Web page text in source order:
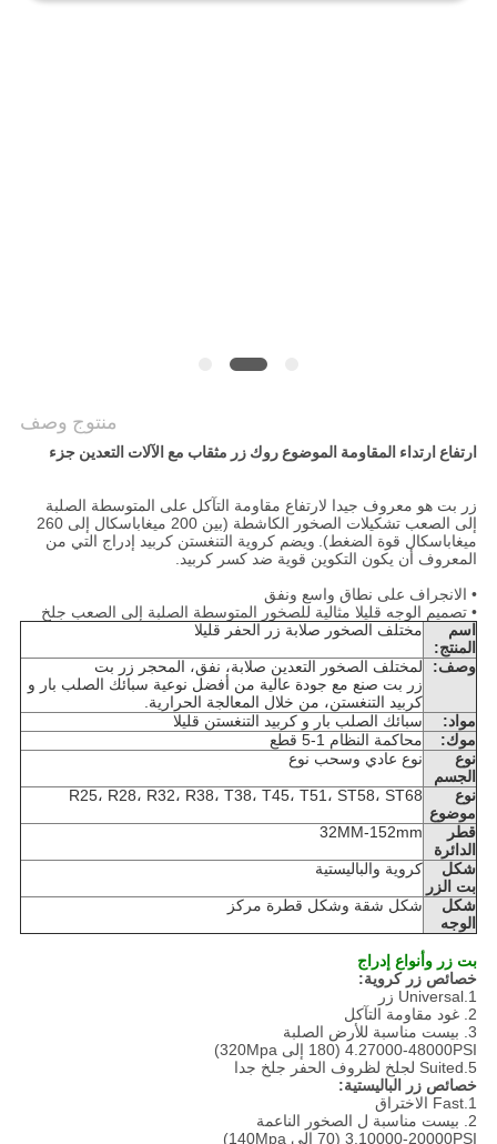
منتوج وصف
ارتفاع ارتداء المقاومة الموضوع روك زر مثقاب مع الآلات التعدين جزء
زر بت هو معروف جيدا لارتفاع مقاومة التآكل على المتوسطة الصلبة
إلى الصعب تشكيلات الصخور الكاشطة (بين 200 ميغاباسكال إلى 260
ميغاباسكال قوة الضغط). ويضم كروية التنغستن كربيد إدراج التي من
المعروف أن يكون التكوين قوية ضد كسر كربيد.
• الانجراف على نطاق واسع ونفق
• تصميم الوجه قليلا مثالية للصخور المتوسطة الصلبة إلى الصعب جلخ
اسم
المنتج:
مختلف الصخور صلابة زر الحفر قليلا
وصف:
لمختلف الصخور التعدين صلابة، نفق، المحجر زر بت
زر بت صنع مع جودة عالية من أفضل نوعية سبائك الصلب بار و
كربيد التنغستن، من خلال المعالجة الحرارية.
مواد:
سبائك الصلب بار و كربيد التنغستن قليلا
موك:
محاكمة النظام 1-5 قطع
نوع
الجسم
نوع عادي وسحب نوع
نوع
موضوع
R25، R28، R32، R38، T38، T45، T51، ST58، ST68
قطر
الدائرة
32MM-152mm
شكل
بت الزر
كروية والباليستية
شكل
الوجه
شكل شقة وشكل قطرة مركز
بت زر وأنواع إدراج
خصائص زر كروية:
1.Universal زر
2. غود مقاومة التآكل
3. بيست مناسبة للأرض الصلبة
4.27000-48000PSI (180 إلى 320Mpa)
5.Suited لجلخ لظروف الحفر جلخ جدا
خصائص زر الباليستية:
1.Fast الاختراق
2. بيست مناسبة ل الصخور الناعمة
3.10000-20000PSI (70 إلى 140Mpa)